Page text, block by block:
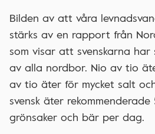
Bilden av att våra
stärks av en rapport från
som visar att svenskarna har
av alla nordbor. Nio av tio
av tio äter för mycket salt
svensk äter
grönsaker och bär per dag.